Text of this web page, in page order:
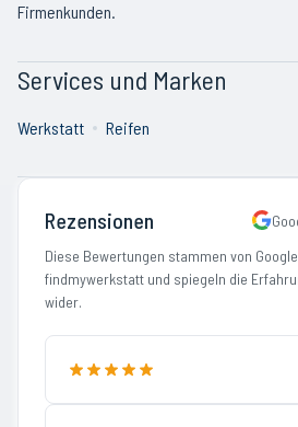
Firmenkunden.
Services und Marken
Werkstatt Reifen
Rezensionen
Diese Bewertungen stammen von
findmywerkstatt und spiegeln die
wider.